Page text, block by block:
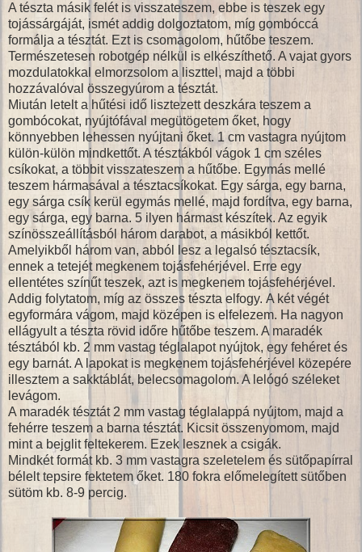
A tészta másik felét is visszateszem, ebbe is teszek egy
tojássárgáját, ismét addig dolgoztatom, míg gombóccá
formálja a tésztát. Ezt is csomagolom, hűtőbe teszem.
Természetesen robotgép nélkül is elkészíthető. A vajat gyors
mozdulatokkal elmorzsolom a liszttel, majd a többi
hozzávalóval összegyúrom a tésztát.
Miután letelt a hűtési idő lisztezett deszkára teszem a
gombócokat, nyújtófával megütögetem őket, hogy
könnyebben lehessen nyújtani őket. 1 cm vastagra nyújtom
külön-külön mindkettőt. A tésztákból vágok 1 cm széles
csíkokat, a többit visszateszem a hűtőbe. Egymás mellé
teszem hármasával a tésztacsíkokat. Egy sárga, egy barna,
egy sárga csík kerül egymás mellé, majd fordítva, egy barna,
egy sárga, egy barna. 5 ilyen hármast készítek. Az egyik
színösszeállításból három darabot, a másikból kettőt.
Amelyikből három van, abból lesz a legalsó tésztacsík,
ennek a tetejét megkenem tojásfehérjével. Erre egy
ellentétes színűt teszek, azt is megkenem tojásfehérjével.
Addig folytatom, míg az összes tészta elfogy. A két végét
egyformára vágom, majd középen is elfelezem. Ha nagyon
ellágyult a tészta rövid időre hűtőbe teszem. A maradék
tésztából kb. 2 mm vastag téglalapot nyújtok, egy fehéret és
egy barnát. A lapokat is megkenem tojásfehérjével közepére
illesztem a sakktáblát, belecsomagolom. A lelógó széleket
levágom.
A maradék tésztát 2 mm vastag téglalappá nyújtom, majd a
fehérre teszem a barna tésztát. Kicsit összenyomom, majd
mint a bejglit feltekerem. Ezek lesznek a csigák.
Mindkét formát kb. 3 mm vastagra szeletelem és sütőpapírral
bélelt tepsire fektetem őket. 180 fokra előmelegített sütőben
sütöm kb. 8-9 percig.